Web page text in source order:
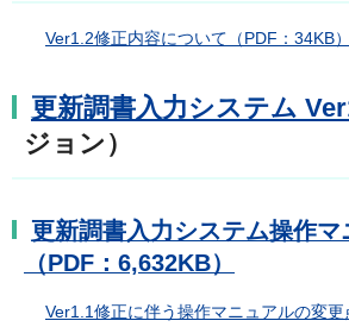
Ver1.2修正内容について（PDF：34KB）
更新調書入力システム
ジョン）
更新調書入力システム操作マ
（PDF：6,632KB）
Ver1.1修正に伴う操作マニュアルの変更